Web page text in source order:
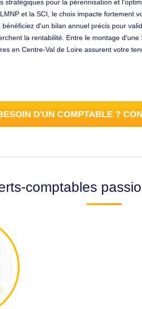
stratégiques pour la pérennisation et
et la SCI, le choix impacte fortement
d'un bilan annuel précis pour
la rentabilité. Entre le montage
en Centre-Val de Loire assurent votre
D'UN COMPTABLE ?
comptables